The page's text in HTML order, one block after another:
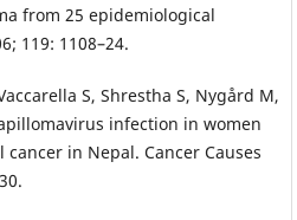
from 25 epidemiological
119: 1108–24.
S, Shrestha S, Nygård M,
infection in women
in Nepal. Cancer Causes